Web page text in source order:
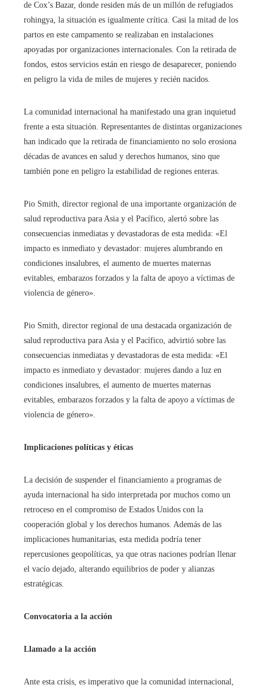
de Cox’s Bazar, donde residen más de un millón de refugiados
rohingya, la situación es igualmente crítica. Casi la mitad de los
partos en este campamento se realizaban en instalaciones
apoyadas por organizaciones internacionales. Con la retirada de
fondos, estos servicios están en riesgo de desaparecer, poniendo
en peligro la vida de miles de mujeres y recién nacidos.
La comunidad internacional ha manifestado una gran inquietud
frente a esta situación. Representantes de distintas organizaciones
han indicado que la retirada de financiamiento no solo erosiona
décadas de avances en salud y derechos humanos, sino que
también pone en peligro la estabilidad de regiones enteras.
Pio Smith, director regional de una importante organización de
salud reproductiva para Asia y el Pacífico, alertó sobre las
consecuencias inmediatas y devastadoras de esta medida: «El
impacto es inmediato y devastador: mujeres alumbrando en
condiciones insalubres, el aumento de muertes maternas
evitables, embarazos forzados y la falta de apoyo a víctimas de
violencia de género».
Pio Smith, director regional de una destacada organización de
salud reproductiva para Asia y el Pacífico, advirtió sobre las
consecuencias inmediatas y devastadoras de esta medida: «El
impacto es inmediato y devastador: mujeres dando a luz en
condiciones insalubres, el aumento de muertes maternas
evitables, embarazos forzados y la falta de apoyo a víctimas de
violencia de género».
Implicaciones políticas y éticas
La decisión de suspender el financiamiento a programas de
ayuda internacional ha sido interpretada por muchos como un
retroceso en el compromiso de Estados Unidos con la
cooperación global y los derechos humanos. Además de las
implicaciones humanitarias, esta medida podría tener
repercusiones geopolíticas, ya que otras naciones podrían llenar
el vacío dejado, alterando equilibrios de poder y alianzas
estratégicas.
Convocatoria a la acción
Llamado a la acción
Ante esta crisis, es imperativo que la comunidad internacional,